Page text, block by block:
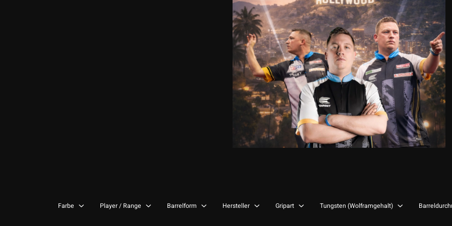
Farbe Player / Range Barrelform Hersteller Gripart Tungsten (Wolframgehalt)